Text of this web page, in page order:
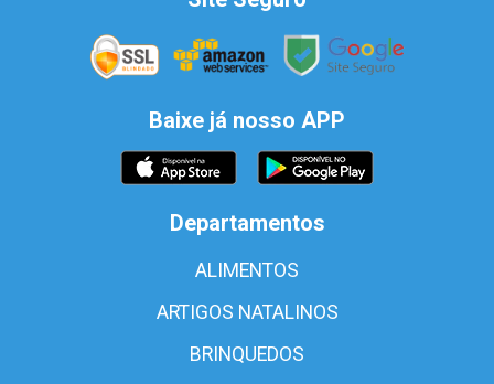
Baixe já nosso APP
Departamentos
ALIMENTOS
ARTIGOS NATALINOS
BRINQUEDOS